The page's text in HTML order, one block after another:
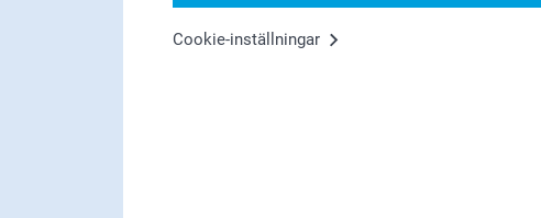
Cookie-inställningar
för!
som du har förväntat dig, så ska vi
oss via mail: